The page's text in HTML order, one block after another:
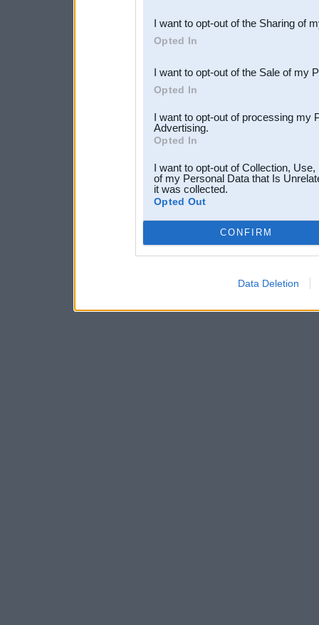
Downstream Participants
third parties.
I want to opt-out of the Sharing of
Opted In
I want to opt-out of the Sale of my
Opted In
I want to opt-out of processing my
Advertising.
Opted In
I want to opt-out of Collection,
of my Personal Data that Is
it was collected.
Opted Out
CONFIRM
Data Deletion